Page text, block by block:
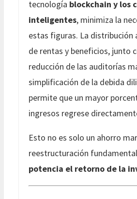
tecnología blockchain y los
inteligentes, minimiza la
estas figuras. La distribución
de rentas y beneficios, junto
reducción de las auditorías
simplificación de la debida
permite que un mayor
ingresos regrese
Esto no es solo un ahorro
reestructuración
potencia el retorno de la